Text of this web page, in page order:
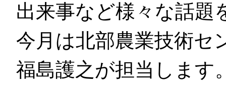
出来事など様々な話題
今月は北部農業技術
福島護之が担当します